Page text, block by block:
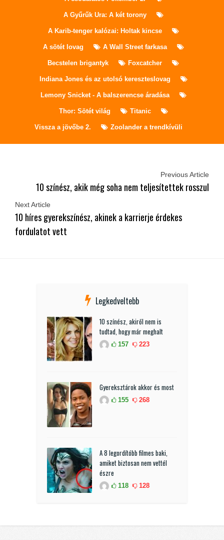
A Gyűrűk Ura: A két torony
A Karib-tenger kalózai: Holtak kincse
A sötét lovag A Wall Street farkasa
Becstelen brigantyk Foxcatcher
Indiana Jones és az utolsó kereszteslovag
Lemony Snicket - A balszerencse áradása
Thor: Sötét világ Titanic
Vissza a jövőbe 2. Zoolander a trendkívüli
Previous Article
10 színész, akik még soha nem teljesítettek rosszul
Next Article
10 híres gyerekszínész, akinek a karrierje érdekes
fordulatot vett
Legkedveltebb
10 színész, akiről nem is
tudtad, hogy már meghalt
157 223
Gyereksztárok akkor és most
155 268
A 8 legordítóbb filmes baki,
amiket biztosan nem vettél
észre
118 128